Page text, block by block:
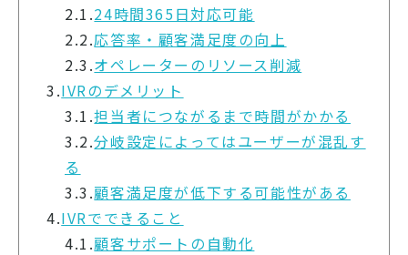
2.1.24時間365日対応可能
2.2.応答率・顧客満足度の向上
2.3.オペレーターのリソース削減
3.IVRのデメリット
3.1.担当者につながるまで時間がかかる
3.2.分岐設定によってはユーザーが混乱す
る
3.3.顧客満足度が低下する可能性がある
4.IVRでできること
4.1.顧客サポートの自動化